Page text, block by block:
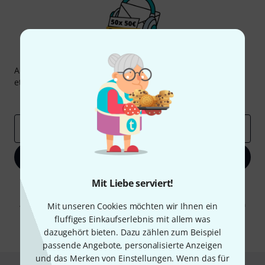
Mit Liebe serviert!
Mit unseren Cookies möchten wir Ihnen ein
fluffiges Einkaufserlebnis mit allem was
dazugehört bieten. Dazu zählen zum Beispiel
passende Angebote, personalisierte Anzeigen
und das Merken von Einstellungen. Wenn das für
Thomann Newsletter
Abonniere den Thomann Newsletter und gewinne mit
etwas Glück einen von50 Gutscheinen
Inspirierende Beiträge
Deals Thomann Insights
Jetzt anmelden
Mit Klick auf „Jetzt anmelden“ stimmen Sie dem Erhalt von E-Mail-
Werbung und einer Messung des E-Mail-Nutzungsverhaltens zu. Die
Abmeldung ist jederzeit möglich. Weitere Informationen finden Sie in
unseren
Datenschutzhinweisen
* Pflichtfeld